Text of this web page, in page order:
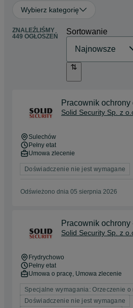
Wybierz kategorię
ZNALEŹLIŚMY
449 OGŁOSZEŃ
Sortowanie
Pracownik
Solid Security Sp. z
Sulechów
Pełny etat
Umowa zlecenie
Doświadczenie nie jest wymagane
Odświeżono dnia 05 sierpnia 2026
Pracownik
Solid Security Sp. z
Frydrychowo
Pełny etat
Umowa o pracę, Umowa zlecenie
Specjalne wymagania: Orzeczenie o
Doświadczenie nie jest wymagane